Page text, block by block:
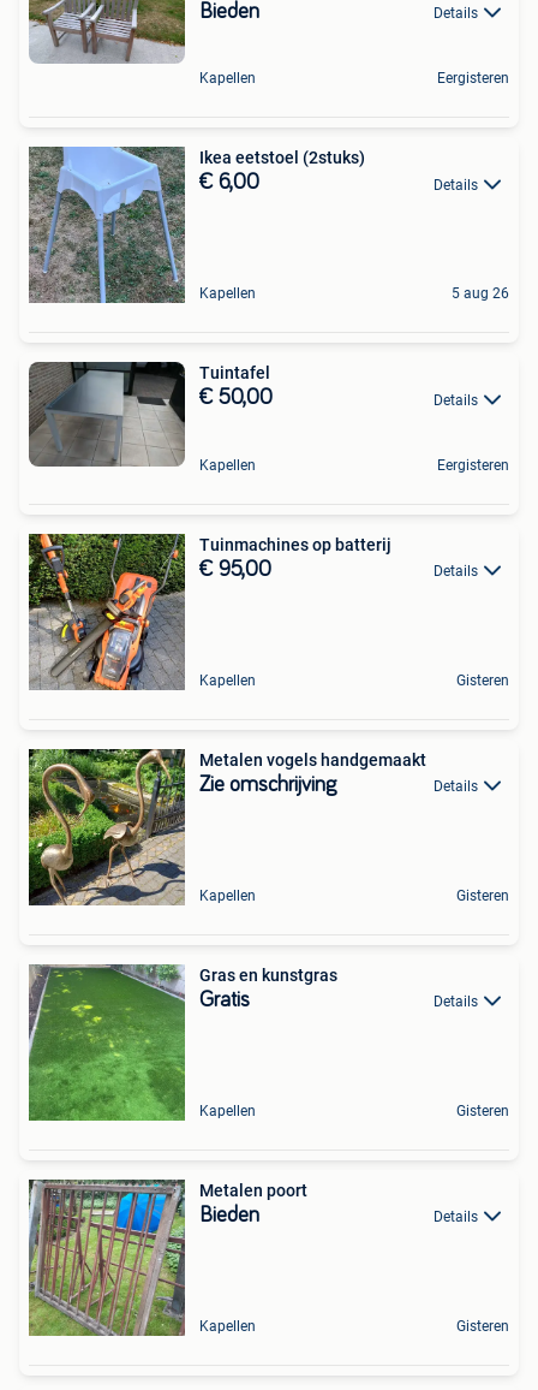
Bieden Details
Kapellen Eergisteren
Ikea eetstoel (2stuks)
€ 6,00 Details
Kapellen 5 aug 26
Tuintafel
€ 50,00 Details
Kapellen Eergisteren
Tuinmachines op batterij
€ 95,00 Details
Kapellen Gisteren
Metalen vogels handgemaakt
Zie omschrijving Details
Kapellen Gisteren
Gras en kunstgras
Gratis Details
Kapellen Gisteren
Metalen poort
Bieden Details
Kapellen Gisteren